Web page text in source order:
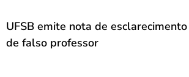
UFSB emite nota de
de falso professor